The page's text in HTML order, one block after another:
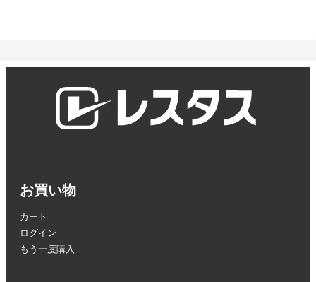
お買い物
カート
ログイン
もう一度購入